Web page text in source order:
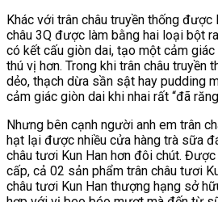
Khác với trân châu truyền thống
châu 3Q được làm bằng hai loại bột
có kết cấu giòn dai, tạo một cảm
thú vị hơn. Trong khi trân châu truyền
dẻo, thạch dừa sần sật hay pudding
cảm giác giòn dai khi nhai rất “đã
Nhưng bên cạnh người anh em trân
hạt lại được nhiều cửa hàng trà sữa
châu tươi Kun Han hơn đôi chút.
cấp, cả 02 sản phẩm trân châu tươi
châu tươi Kun Han thượng hạng sở